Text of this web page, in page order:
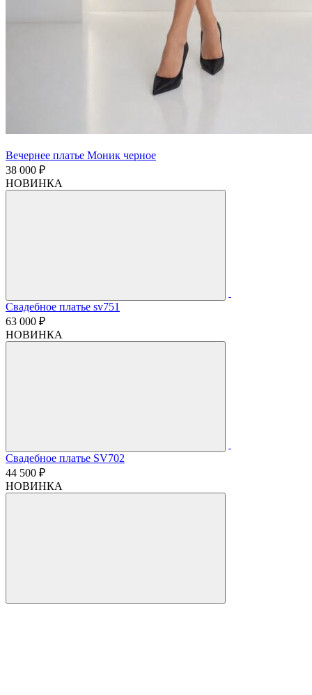
Вечернее платье Моник черное
38 000 ₽
НОВИНКА
Свадебное платье sv751
63 000 ₽
НОВИНКА
Свадебное платье SV702
44 500 ₽
НОВИНКА